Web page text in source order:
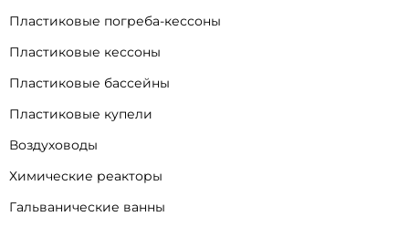
Пластиковые погреба-кессоны
Пластиковые кессоны
Пластиковые бассейны
Пластиковые купели
Воздуховоды
Химические реакторы
Гальванические ванны